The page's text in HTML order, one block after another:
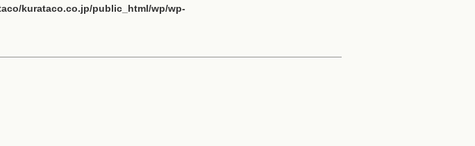
kurataco.co.jp/public_html/wp/wp-